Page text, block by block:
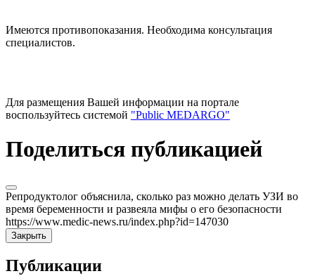
Имеются противопоказания. Необходима консультация
специалистов.
Для размещения Вашей информации на портале
воспользуйтесь системой "Public MEDARGO"
Поделиться публикацией
Репродуктолог объяснила, сколько раз можно делать УЗИ во
время беременности и развеяла мифы о его безопасности
https://www.medic-news.ru/index.php?id=147030
Закрыть
Публикации